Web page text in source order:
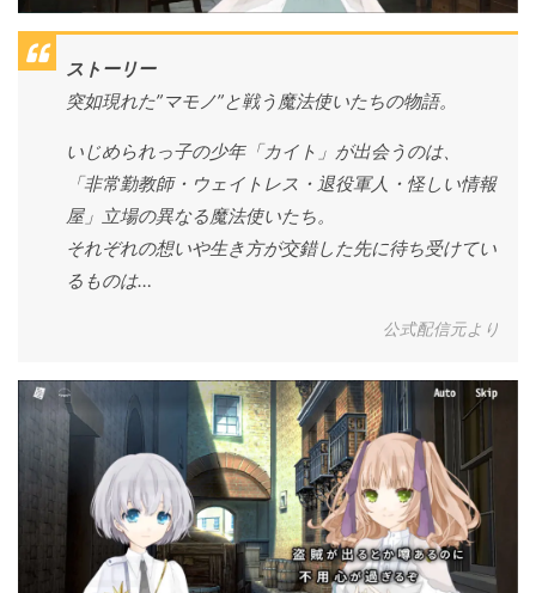
ストーリー
突如現れた”マモノ”と戦う魔法使いたちの物語。
いじめられっ子の少年「カイト」が出会うのは、
「非常勤教師・ウェイトレス・退役軍人・怪しい情報
屋」立場の異なる魔法使いたち。
それぞれの想いや生き方が交錯した先に待ち受けてい
るものは…
公式配信元より